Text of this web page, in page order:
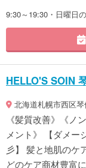
9:30～19:30・日曜日
HELLO'S SOIN
北海道札幌市西区
《髪質改善》《ノ
メント》 【ダメ
彡】 髪と地肌のケ
どのケア商材豊富